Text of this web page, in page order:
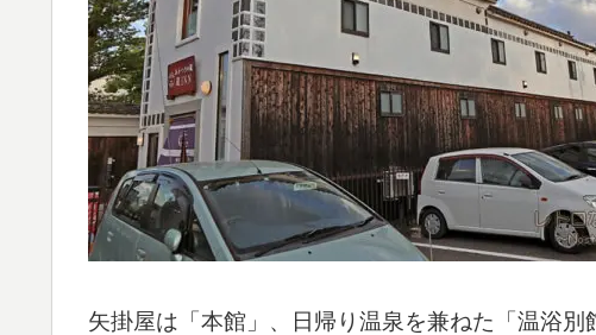
矢掛屋は「本館」、日帰り温泉を兼ねた「温浴